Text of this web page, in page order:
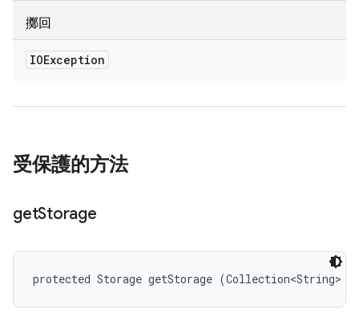
擲回
IOException
受保護的方法
getStorage
protected Storage getStorage (Collection<String>